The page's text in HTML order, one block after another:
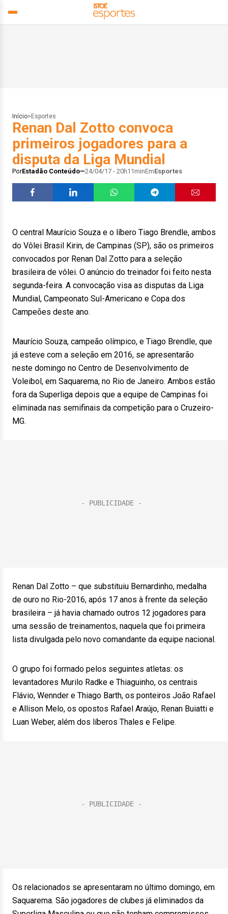
Início> Esportes
Renan Dal Zotto convoca
primeiros jogadores para a
disputa da Liga Mundial
PorEstadão Conteúdo 24/04/17 - 20h11minEmEsportes
O central Maurício Souza e o líbero Tiago Brendle, ambos
do Vôlei Brasil Kirin, de Campinas (SP), são os primeiros
convocados por Renan Dal Zotto para a seleção
brasileira de vôlei. O anúncio do treinador foi feito nesta
segunda-feira. A convocação visa as disputas da Liga
Mundial, Campeonato Sul-Americano e Copa dos
Campeões deste ano.
Maurício Souza, campeão olímpico, e Tiago Brendle, que
já esteve com a seleção em 2016, se apresentarão
neste domingo no Centro de Desenvolvimento de
Voleibol, em Saquarema, no Rio de Janeiro. Ambos estão
fora da Superliga depois que a equipe de Campinas foi
eliminada nas semifinais da competição para o Cruzeiro-
MG.
Renan Dal Zotto – que substituiu Bernardinho, medalha
de ouro no Rio-2016, após 17 anos à frente da seleção
brasileira – já havia chamado outros 12 jogadores para
uma sessão de treinamentos, naquela que foi primeira
lista divulgada pelo novo comandante da equipe nacional.
O grupo foi formado pelos seguintes atletas: os
levantadores Murilo Radke e Thiaguinho, os centrais
Flávio, Wennder e Thiago Barth, os ponteiros João Rafael
e Allison Melo, os opostos Rafael Araújo, Renan Buiatti e
Luan Weber, além dos líberos Thales e Felipe.
Os relacionados se apresentaram no último domingo, em
Saquarema. São jogadores de clubes já eliminados da